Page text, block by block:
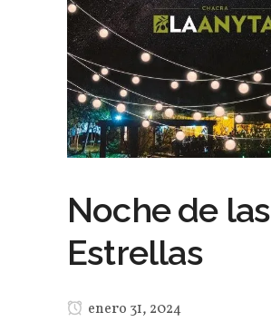
Noche de las
Estrellas
enero 31, 2024